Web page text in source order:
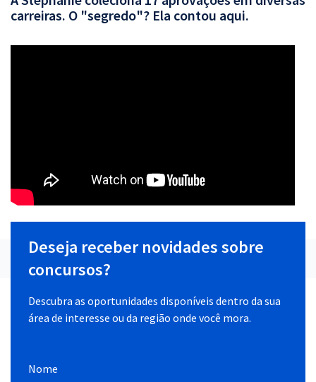
carreiras. O "segredo"? Ela contou aqui.
Deseja receber novidades sobre
concursos?
Descubra as oportunidades disponíveis dentro da sua
área de interesse ou da região onde você mora.
Nome